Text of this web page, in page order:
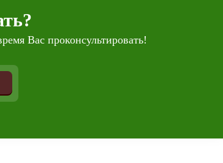
Вас проконсультировать!